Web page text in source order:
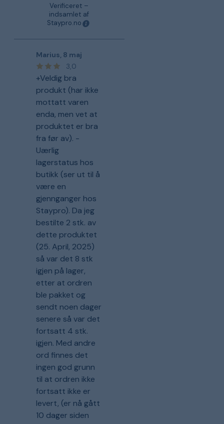
Verificeret –
indsamlet af
Staypro.no
Marius, 8 maj
3,0
+Veldig bra
produkt (har ikke
mottatt varen
enda, men vet at
produktet er bra
fra før av). -
Uærlig
lagerstatus hos
butikk (ser ut til å
være en
gjennganger hos
Staypro). Da jeg
bestilte 2 stk. av
dette produktet
(25. April, 2025)
så var det 8 stk
igjen på lager,
etter at ordren
ble pakket og
sendt noen dager
senere så var det
fortsatt 4 stk.
igjen. Med andre
ord finnes det
ingen god grunn
til at ordren ikke
fortsatt ikke er
levert, (er nå gått
10 dager siden